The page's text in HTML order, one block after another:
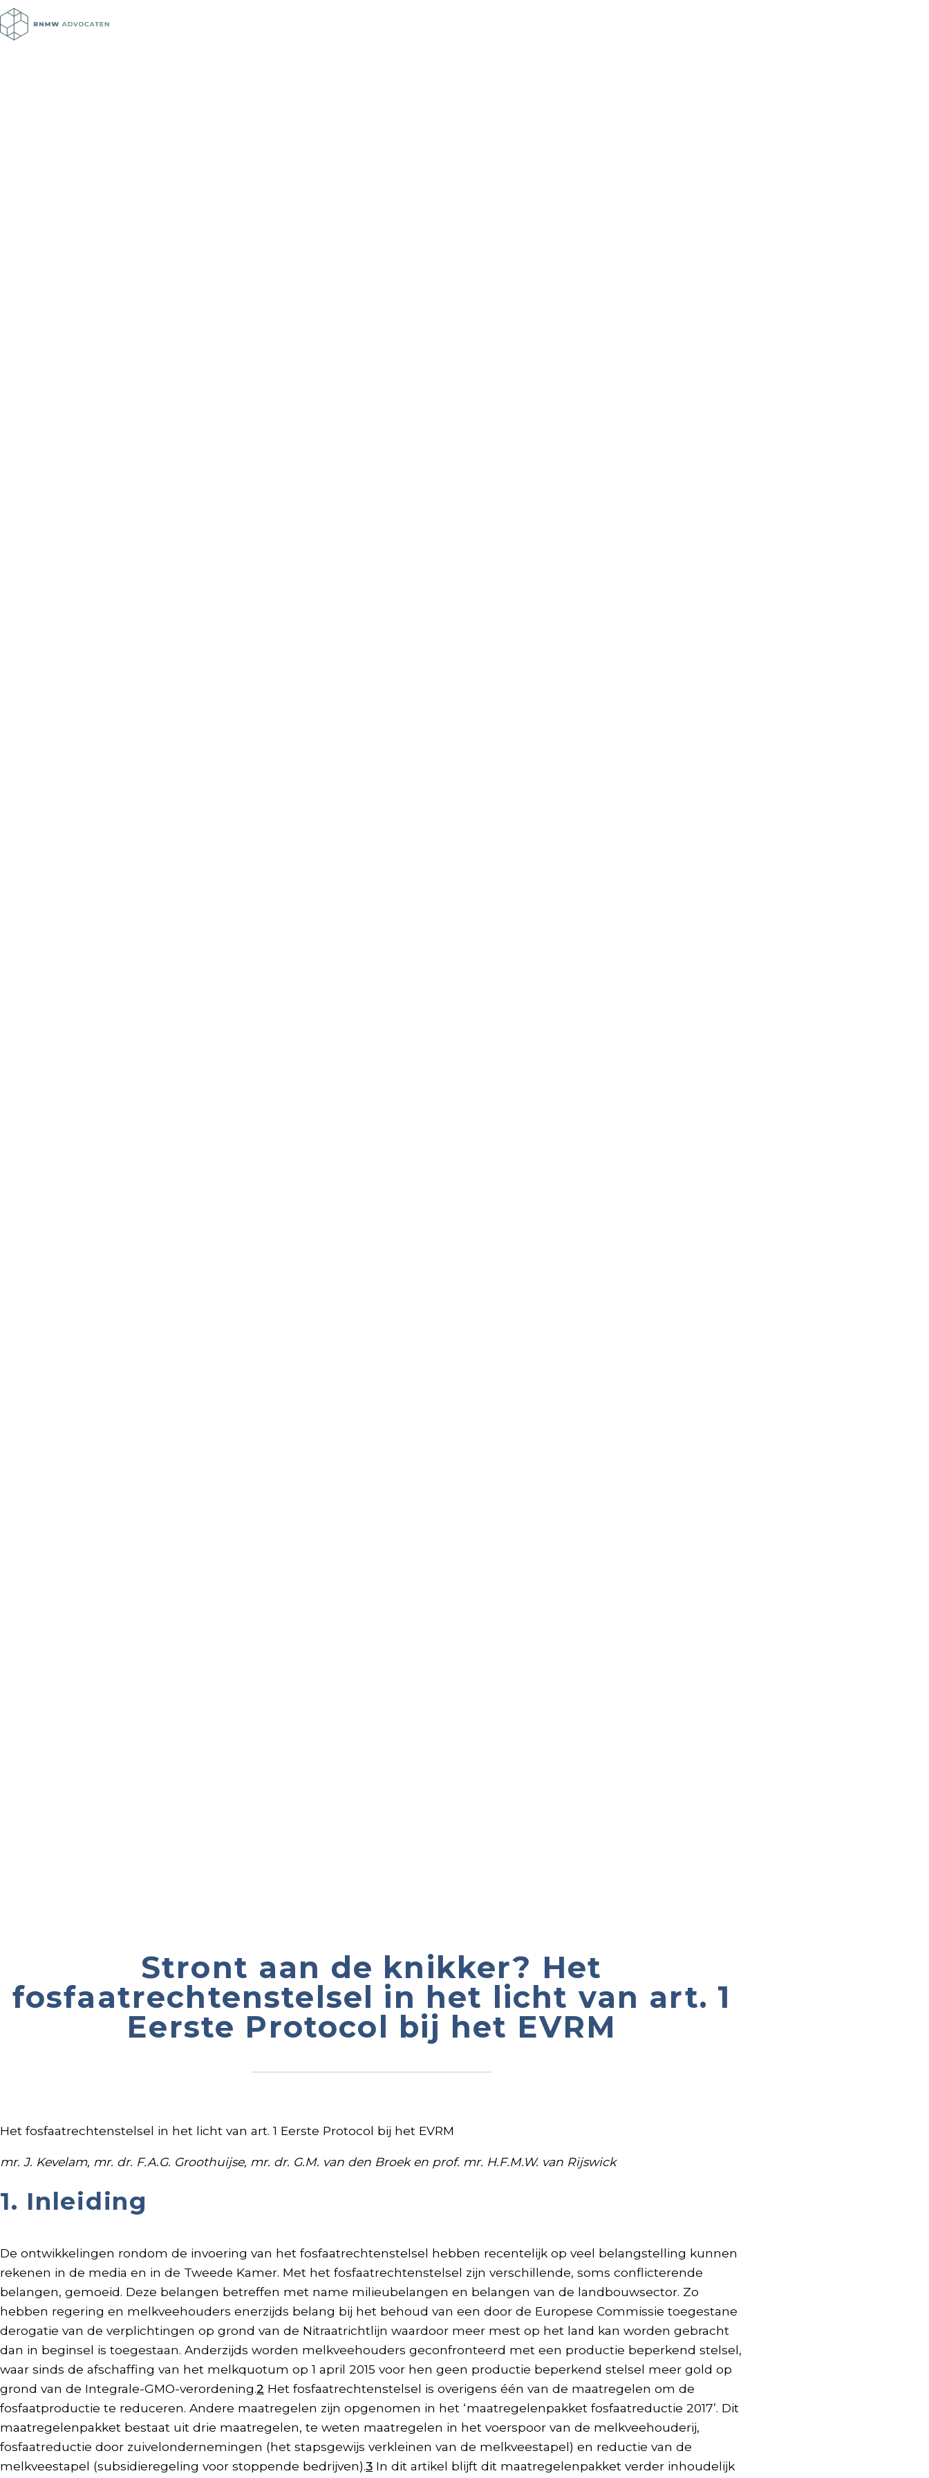
Stront aan de knikker? Het
fosfaatrechtenstelsel in het licht van art. 1
Eerste Protocol bij het EVRM
Het fosfaatrechtenstelsel in het licht van art. 1 Eerste Protocol bij het EVRM
mr. J. Kevelam, mr. dr. F.A.G. Groothuijse, mr. dr. G.M. van den Broek en prof. mr. H.F.M.W. van Rijswick
1. Inleiding
De ontwikkelingen rondom de invoering van het fosfaatrechtenstelsel hebben recentelijk op veel belangstelling kunnen
rekenen in de media en in de Tweede Kamer. Met het fosfaatrechtenstelsel zijn verschillende, soms conflicterende
belangen, gemoeid. Deze belangen betreffen met name milieubelangen en belangen van de landbouwsector. Zo
hebben regering en melkveehouders enerzijds belang bij het behoud van een door de Europese Commissie toegestane
derogatie van de verplichtingen op grond van de Nitraatrichtlijn waardoor meer mest op het land kan worden gebracht
dan in beginsel is toegestaan. Anderzijds worden melkveehouders geconfronteerd met een productie beperkend stelsel,
waar sinds de afschaffing van het melkquotum op 1 april 2015 voor hen geen productie beperkend stelsel meer gold op
grond van de Integrale-GMO-verordening.2 Het fosfaatrechtenstelsel is overigens één van de maatregelen om de
fosfaatproductie te reduceren. Andere maatregelen zijn opgenomen in het ‘maatregelenpakket fosfaatreductie 2017’. Dit
maatregelenpakket bestaat uit drie maatregelen, te weten maatregelen in het voerspoor van de melkveehouderij,
fosfaatreductie door zuivelondernemingen (het stapsgewijs verkleinen van de melkveestapel) en reductie van de
melkveestapel (subsidieregeling voor stoppende bedrijven).3 In dit artikel blijft dit maatregelenpakket verder inhoudelijk